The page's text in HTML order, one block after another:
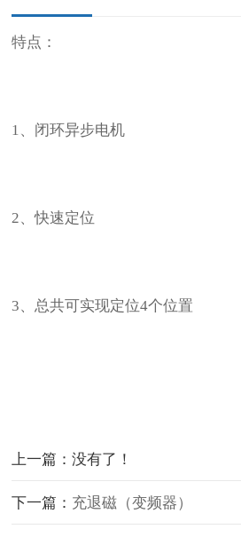
特点：
1、闭环异步电机
2、快速定位
3、总共可实现定位4个位置
上一篇：没有了！
下一篇： 充退磁（变频器）